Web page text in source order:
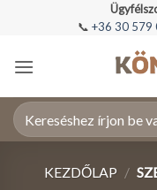
📞 +36 30 579
Keresés
a
KEZDŐLAP /